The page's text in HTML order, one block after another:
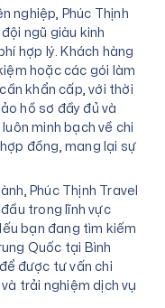
nghiệp, Phúc Thịnh
ngũ giàu kinh
hợp lý. Khách hàng
hoặc các gói làm
khẩn cấp, với thời
hồ sơ đầy đủ và
minh bạch về chi
đồng, mang lại sự
Phúc Thịnh Travel
trong lĩnh vực
bạn đang tìm kiếm
Quốc tại Bình
được tư vấn chi
trải nghiệm dịch vụ